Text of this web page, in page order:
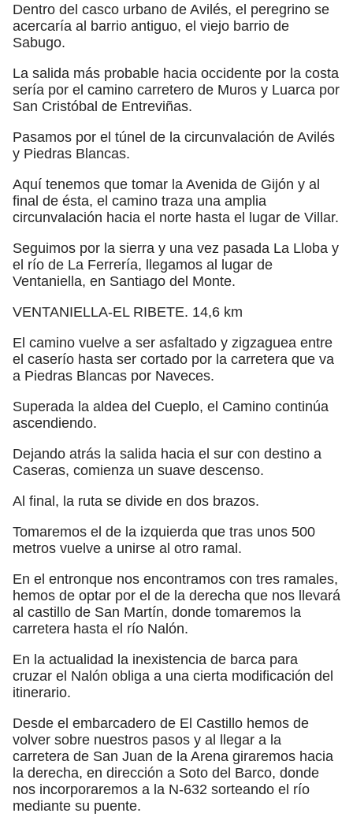
Dentro del casco urbano de Avilés, el peregrino se
acercaría al barrio antiguo, el viejo barrio de
Sabugo.
La salida más probable hacia occidente por la costa
sería por el camino carretero de Muros y Luarca por
San Cristóbal de Entreviñas.
Pasamos por el túnel de la circunvalación de Avilés
y Piedras Blancas.
Aquí tenemos que tomar la Avenida de Gijón y al
final de ésta, el camino traza una amplia
circunvalación hacia el norte hasta el lugar de Villar.
Seguimos por la sierra y una vez pasada La Lloba y
el río de La Ferrería, llegamos al lugar de
Ventaniella, en Santiago del Monte.
VENTANIELLA-EL RIBETE. 14,6 km
El camino vuelve a ser asfaltado y zigzaguea entre
el caserío hasta ser cortado por la carretera que va
a Piedras Blancas por Naveces.
Superada la aldea del Cueplo, el Camino continúa
ascendiendo.
Dejando atrás la salida hacia el sur con destino a
Caseras, comienza un suave descenso.
Al final, la ruta se divide en dos brazos.
Tomaremos el de la izquierda que tras unos 500
metros vuelve a unirse al otro ramal.
En el entronque nos encontramos con tres ramales,
hemos de optar por el de la derecha que nos llevará
al castillo de San Martín, donde tomaremos la
carretera hasta el río Nalón.
En la actualidad la inexistencia de barca para
cruzar el Nalón obliga a una cierta modificación del
itinerario.
Desde el embarcadero de El Castillo hemos de
volver sobre nuestros pasos y al llegar a la
carretera de San Juan de la Arena giraremos hacia
la derecha, en dirección a Soto del Barco, donde
nos incorporaremos a la N-632 sorteando el río
mediante su puente.